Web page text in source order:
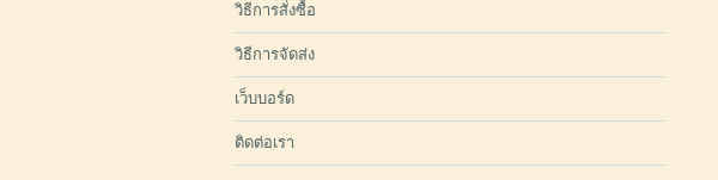
วิธีการสั่งซื้อ
วิธีการจัดส่ง
เว็บบอร์ด
ติดต่อเรา